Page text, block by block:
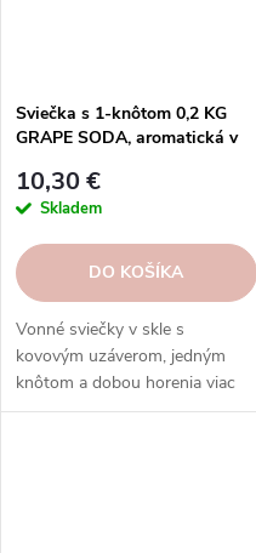
Sviečka s 1-knôtom 0,2 KG
GRAPE SODA, aromatická v
10,30 €
Skladem
DO KOŠÍKA
Vonné sviečky v skle s
kovovým uzáverom, jedným
knôtom a dobou horenia viac
ako 45 hodín.